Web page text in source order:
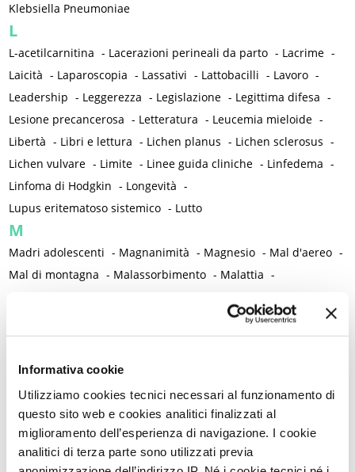
Informativa cookie
Utilizziamo cookies tecnici necessari al funzionamento di
questo sito web e cookies analitici finalizzati al
miglioramento dell’esperienza di navigazione. I cookie
analitici di terza parte sono utilizzati previa
Klebsiella Pneumoniae
L
L-acetilcarnitina - Lacerazioni perineali da parto - Lacrime -
Laicità - Laparoscopia - Lassativi - Lattobacilli - Lavoro -
Leadership - Leggerezza - Legislazione - Legittima difesa -
Lesione precancerosa - Letteratura - Leucemia mieloide -
Libertà - Libri e lettura - Lichen planus - Lichen sclerosus -
Lichen vulvare - Limite - Linee guida cliniche - Linfedema -
Linfoma di Hodgkin - Longevità -
Lupus eritematoso sistemico - Lutto
M
Madri adolescenti - Magnanimità - Magnesio - Mal d'aereo -
Mal di montagna - Malassorbimento - Malattia -
Malattie cromosomiche -
Malattie genetiche -Malattie metaboliche -
Malattie neurologiche
Malinconia
Martirio
Mascherina e distanziamento sociale
Massaggio -Mastectomia profilattica bilaterale -Mastociti
Mastodinia / Mastalgia -Mastopatia fibrocistica